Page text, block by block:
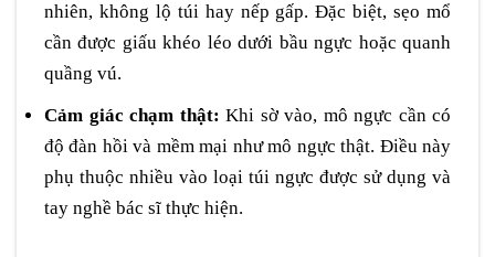
nhiên, không lộ túi hay nếp gấp. Đặc biệt, sẹo mổ
cần được giấu khéo léo dưới bầu ngực hoặc quanh
quầng vú.
Cảm giác chạm thật: Khi sờ vào, mô ngực cần có
độ đàn hồi và mềm mại như mô ngực thật. Điều này
phụ thuộc nhiều vào loại túi ngực được sử dụng và
tay nghề bác sĩ thực hiện.